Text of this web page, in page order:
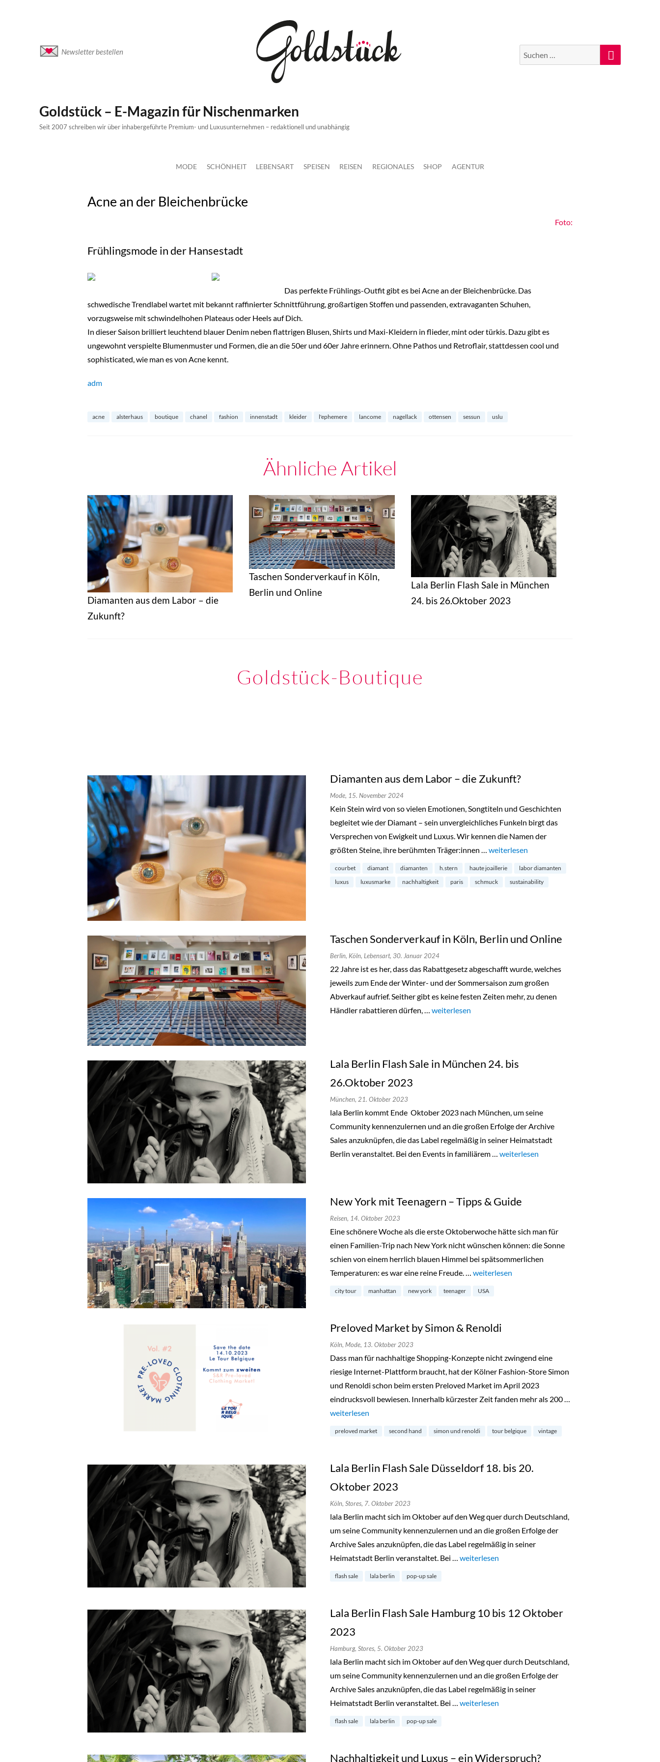
Newsletter bestellen
Suche
nach:
Suchen
Goldstück – E-Magazin für Nischenmarken
Seit 2007 schreiben wir über inhabergeführte Premium- und Luxusunternehmen – redaktionell und unabhängig
MODE SCHÖNHEIT LEBENSART SPEISEN REISEN REGIONALES SHOP AGENTUR
Acne an der Bleichenbrücke
Foto:
Frühlingsmode in der Hansestadt
Das perfekte Frühlings-Outfit gibt es bei Acne an der Bleichenbrücke. Das
schwedische Trendlabel wartet mit bekannt raffinierter Schnittführung, großartigen Stoffen und passenden, extravaganten Schuhen,
vorzugsweise mit schwindelhohen Plateaus oder Heels auf Dich.
In dieser Saison brilliert leuchtend blauer Denim neben flattrigen Blusen, Shirts und Maxi-Kleidern in flieder, mint oder türkis. Dazu gibt es
ungewohnt verspielte Blumenmuster und Formen, die an die 50er und 60er Jahre erinnern. Ohne Pathos und Retroflair, stattdessen cool und
sophisticated, wie man es von Acne kennt.
adm
acne alsterhaus boutique chanel fashion innenstadt kleider l'ephemere lancome nagellack ottensen sessun uslu
Ähnliche Artikel
Diamanten aus dem Labor – die
Zukunft?
Taschen Sonderverkauf in Köln,
Berlin und Online
Lala Berlin Flash Sale in München
24. bis 26.Oktober 2023
Goldstück-Boutique
Diamanten aus dem Labor – die Zukunft?
Mode, 15. November 2024
Kein Stein wird von so vielen Emotionen, Songtiteln und Geschichten
begleitet wie der Diamant – sein unvergleichliches Funkeln birgt das
Versprechen von Ewigkeit und Luxus. Wir kennen die Namen der
größten Steine, ihre berühmten Träger:innen … „Diamanten aus dem Labor – die Zukunft?“
weiterlesen
courbet diamant diamanten h.stern haute joaillerie
labor diamanten
luxus
luxusmarke nachhaltigkeit paris schmuck sustainability
Taschen Sonderverkauf in Köln, Berlin und Online
Berlin, Köln, Lebensart, 30. Januar 2024
22 Jahre ist es her, dass das Rabattgesetz abgeschafft wurde, welches
jeweils zum Ende der Winter- und der Sommersaison zum großen
Abverkauf aufrief. Seither gibt es keine festen Zeiten mehr, zu denen
Händler rabattieren dürfen, … „Taschen Sonderverkauf in Köln, Berlin und Online“
weiterlesen
Lala Berlin Flash Sale in München 24. bis
26.Oktober 2023
München, 21. Oktober 2023
lala Berlin kommt Ende Oktober 2023 nach München, um seine
Community kennenzulernen und an die großen Erfolge der Archive
Sales anzuknüpfen, die das Label regelmäßig in seiner Heimatstadt
Berlin veranstaltet. Bei den Events in familiärem … „Lala Berlin Flash Sale in München 24. bis
weiterlesen
New York mit Teenagern – Tipps & Guide
Reisen, 14. Oktober 2023
Eine schönere Woche als die erste Oktoberwoche hätte sich man für
einen Familien-Trip nach New York nicht wünschen können: die Sonne
schien von einem herrlich blauen Himmel bei spätsommerlichen
Temperaturen: es war eine reine Freude. … „New York mit Teenagern – Tipps & Guide“
weiterlesen
city tour manhattan new york teenager USA
Preloved Market by Simon & Renoldi
Köln, Mode, 13. Oktober 2023
Dass man für nachhaltige Shopping-Konzepte nicht zwingend eine
riesige Internet-Plattform braucht, hat der Kölner Fashion-Store Simon
und Renoldi schon beim ersten Preloved Market im April 2023
eindrucksvoll bewiesen. Innerhalb kürzester Zeit fanden mehr als 200 …
„Preloved Market by Simon & Renoldi“
weiterlesen
preloved market second hand simon und renoldi tour belgique vintage
Lala Berlin Flash Sale Düsseldorf 18. bis 20.
Oktober 2023
Köln, Stores, 7. Oktober 2023
lala Berlin macht sich im Oktober auf den Weg quer durch Deutschland,
um seine Community kennenzulernen und an die großen Erfolge der
Archive Sales anzuknüpfen, die das Label regelmäßig in seiner
Heimatstadt Berlin veranstaltet. Bei … „Lala Berlin Flash Sale Düsseldorf 18. bis 20. Oktober 2023“
weiterlesen
flash sale lala berlin pop-up sale
Lala Berlin Flash Sale Hamburg 10 bis 12 Oktober
2023
Hamburg, Stores, 5. Oktober 2023
lala Berlin macht sich im Oktober auf den Weg quer durch Deutschland,
um seine Community kennenzulernen und an die großen Erfolge der
Archive Sales anzuknüpfen, die das Label regelmäßig in seiner
Heimatstadt Berlin veranstaltet. Bei … „Lala Berlin Flash Sale Hamburg 10 bis 12 Oktober 2023“
weiterlesen
flash sale lala berlin pop-up sale
Nachhaltigkeit und Luxus – ein Widerspruch?